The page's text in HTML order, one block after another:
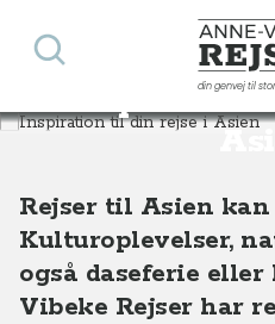
Anne-
din genvej til
Søg
Inspiration
Destinationer Asien
Rejser til Asien
Kulturoplevelser,
også daseferie
Vibeke Rejser har